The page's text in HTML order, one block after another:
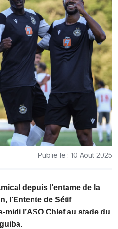
Publié le : 10 Août 2025
depuis l’entame de la
l’Entente de Sétif
l’ASO Chlef au stade du